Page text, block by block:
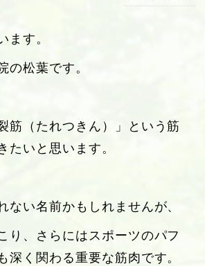
ます。
の松葉です。
筋（たれつきん）」という筋
たいと思います。
ない名前かもしれませんが、
り、さらにはスポーツのパフ
深く関わる重要な筋肉です。